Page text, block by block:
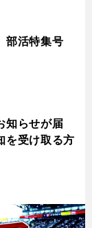
部活特集号
知らせが届
受け取る方